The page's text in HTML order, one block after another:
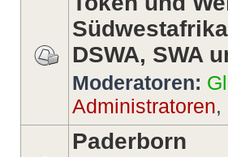
DSWA, SWA
Moderatoren:
Administratoren,
Paderborn